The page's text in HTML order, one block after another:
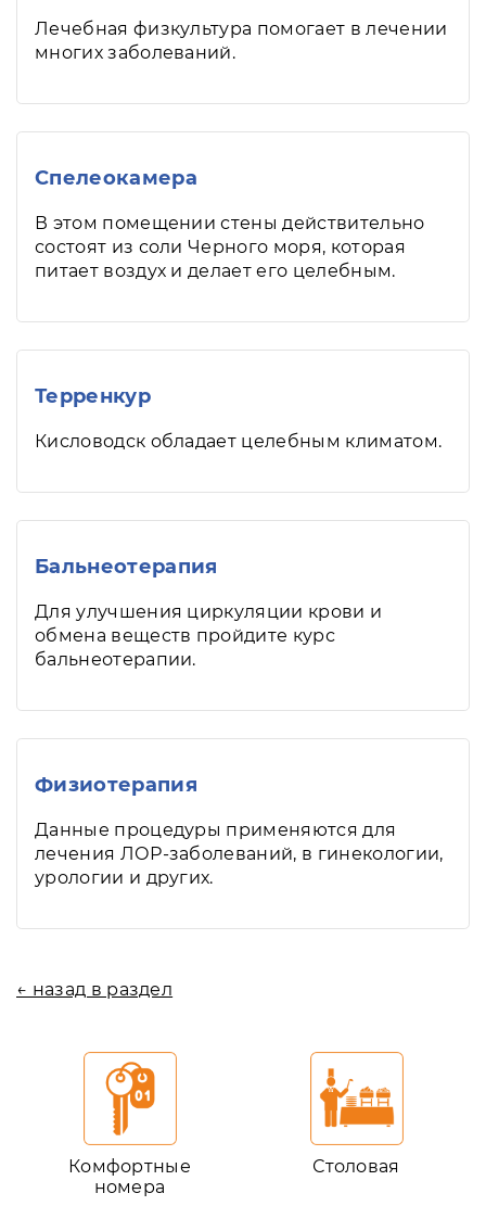
Лечебная физкультура помогает в лечении
многих заболеваний.
Спелеокамера
В этом помещении стены действительно
состоят из соли Черного моря, которая
питает воздух и делает его целебным.
Терренкур
Кисловодск обладает целебным климатом.
Бальнеотерапия
Для улучшения циркуляции крови и
обмена веществ пройдите курс
бальнеотерапии.
Физиотерапия
Данные процедуры применяются для
лечения ЛОР-заболеваний, в гинекологии,
урологии и других.
← назад в раздел
Комфортные
номера
Столовая